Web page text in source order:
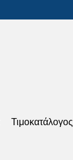
Τιμοκατάλογος